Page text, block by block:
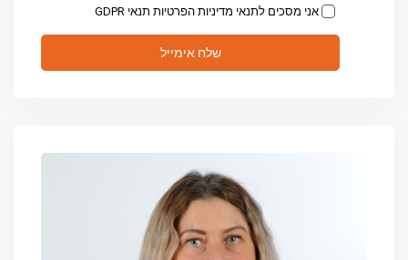
אני מסכים לתנאי מדיניות הפרטיות תנאי GDPR